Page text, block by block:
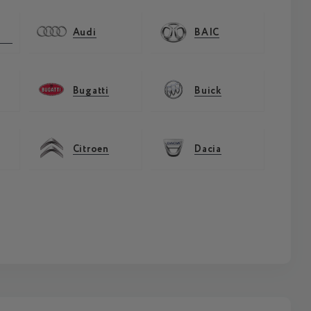
Audi BAIC
Bugatti Buick
Citroen Dacia